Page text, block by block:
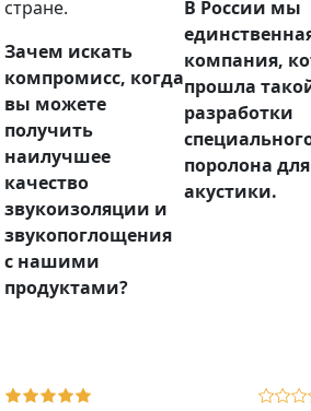
стране.
Зачем искать
компромисс, когда
вы можете
получить
наилучшее
качество
звукоизоляции и
звукопоглощения
с нашими
продуктами?
В России мы
компания,
прошла
разработки
поролона для
акустики.